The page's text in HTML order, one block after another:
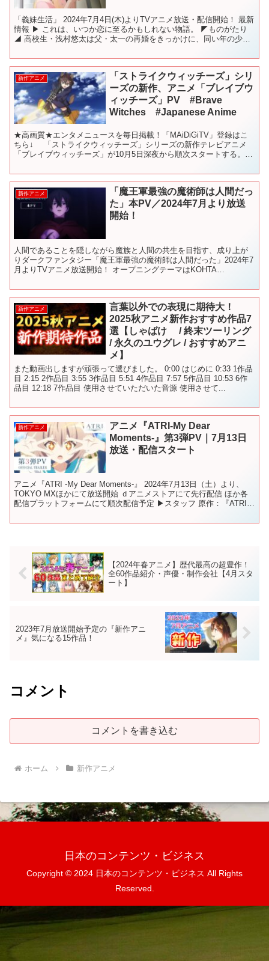
「義妹生活」 2024年7月4日(木)よりTVアニメ放送・配信開始！ 最新
情報 ▶ これは、いつか恋に至るかもしれない物語。 ◤ものがたり
◢ 高校生・浅村悠太は父・太一の再婚をきっかけに、同い年の少
新作アニメ
「ストライクウィッチーズ」シリ
ーズの新作、アニメ「ブレイブウ
ィッチーズ」PV #Brave
Witches #Japanese Anime
★高画質★エンタメニュースを毎日掲載！「MAiDiGiTV」登録はこ
ちら↓ 「ストライクウィッチーズ」シリーズの新作テレビアニメ
「ブレイブウィッチーズ」が10月5日深夜から順次スタートする。
新作アニメ
「魔王軍最強の魔術師は人間だっ
た」本PV／2024年7月より放送
開始！
人間であることを隠しながら魔族と人間の共生を目指す、成り上が
りダークファンタジー「魔王軍最強の魔術師は人間だった」2024年7
月よりTVアニメ放送開始！ オープニングテーマはKOHTA
新作アニメ
言葉以外での表現に期待大！
2025秋アニメ新作おすすめ作品7
選【しゃばけ / 終末ツーリング
/ 永久のユウグレ / おすすめアニ
メ】
また動画出しますが頑張って選びました。 0:00 はじめに 0:33 1作品
目 2:15 2作品目 3:55 3作品目 5:51 4作品目 7:57 5作品目 10:53 6作
品目 12:18 7作品目 使用させていただいた音源 使用させて...
新作アニメ
アニメ『ATRI-My Dear
Moments-』第3弾PV｜7月13日
放送・配信スタート
アニメ『ATRI -My Dear Moments-』 2024年7月13日（土）より、
TOKYO MXほかにて放送開始 ｄアニメストアにて先行配信 ほか各
配信プラットフォームにて順次配信予定 ▶スタッフ 原作：『ATRI -
【2024年春アニメ】歴代最高の超豊作！
全60作品紹介・声優・制作会社【4月スタ
ート】
2023年7月放送開始予定の『新作アニ
メ』気になる15作品！
コメント
コメントを書き込む
ホーム 新作アニメ
日本のコンテンツ・ビジネス
Copyright © 2024 日本のコンテンツ・ビジネス All Rights
Reserved.